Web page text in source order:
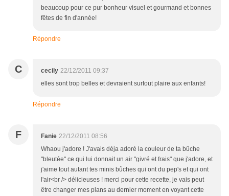
beaucoup pour ce pur bonheur visuel et gourmand et bonnes
fêtes de fin d'année!
Répondre
C cecily 22/12/2011 09:37
elles sont trop belles et devraient surtout plaire aux enfants!
Répondre
F Fanie 22/12/2011 08:56
Whaou j'adore ! J'avais déja adoré la couleur de ta bûche
"bleutée" ce qui lui donnait un air "givré et frais" que j'adore, et
j'aime tout autant tes minis bûches qui ont du pep's et qui ont
l'air<br /> délicieuses ! merci pour cette recette, je vais peut
être changer mes plans au dernier moment en voyant cette